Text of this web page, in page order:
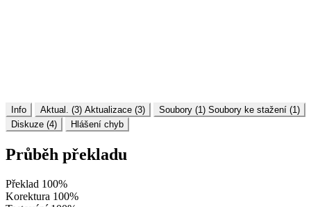
Info Aktual. (3) Aktualizace (3) Soubory (1) Soubory ke stažení (1)
Diskuze (4)
Hlášení chyb
Průběh překladu
Překlad 100%
Korektura 100%